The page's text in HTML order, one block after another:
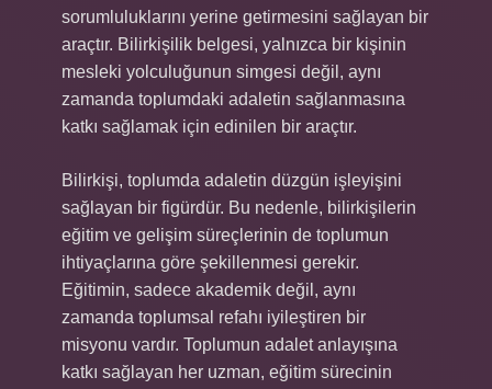
sorumluluklarını yerine getirmesini sağlayan bir
araçtır. Bilirkişilik belgesi, yalnızca bir kişinin
mesleki yolculuğunun simgesi değil, aynı
zamanda toplumdaki adaletin sağlanmasına
katkı sağlamak için edinilen bir araçtır.
Bilirkişi, toplumda adaletin düzgün işleyişini
sağlayan bir figürdür. Bu nedenle, bilirkişilerin
eğitim ve gelişim süreçlerinin de toplumun
ihtiyaçlarına göre şekillenmesi gerekir.
Eğitimin, sadece akademik değil, aynı
zamanda toplumsal refahı iyileştiren bir
misyonu vardır. Toplumun adalet anlayışına
katkı sağlayan her uzman, eğitim sürecinin